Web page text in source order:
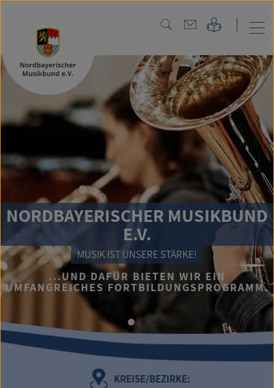
NORDBAYERISCHER MUSIKBUND
E.V.
MUSIK IST UNSERE STÄRKE!
...UND DAFÜR BIETEN WIR EIN
UMFANGREICHES FORTBILDUNGSPROGRAMM.
KREISE/BEZIRKE: